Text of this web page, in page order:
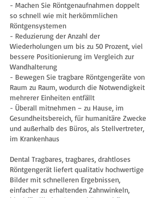
- Machen Sie Röntgenaufnahmen doppelt
so schnell wie mit herkömmlichen
Röntgensystemen
- Reduzierung der Anzahl der
Wiederholungen um bis zu 50 Prozent, viel
bessere Positionierung im Vergleich zur
Wandhalterung
- Bewegen Sie tragbare Röntgengeräte von
Raum zu Raum, wodurch die Notwendigkeit
mehrerer Einheiten entfällt
- Überall mitnehmen – zu Hause, im
Gesundheitsbereich, für humanitäre Zwecke
und außerhalb des Büros, als Stellvertreter,
im Krankenhaus
Dental Tragbares, tragbares, drahtloses
Röntgengerät liefert qualitativ hochwertige
Bilder mit schnelleren Ergebnissen,
einfacher zu erhaltenden Zahnwinkeln,